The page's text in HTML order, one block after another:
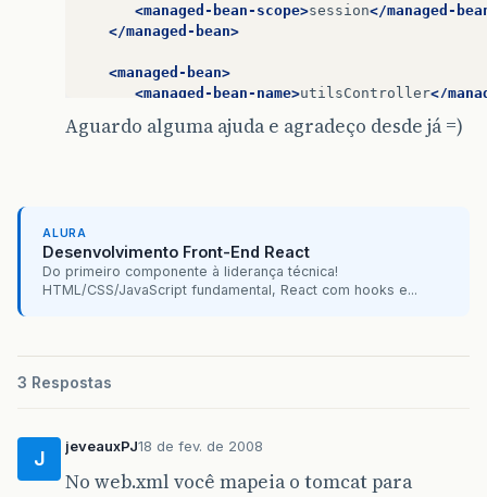
<managed-bean-scope>session</managed-
</managed-bean>
<managed-bean>
<managed-bean-name>utilsController</
<managed-bean-class>
<navigation-rule>
<from-view-id>/index.jsp
<navigation-case>
/content/pages/funcionario/
<from-outcome>
/index.jsp
Aguardo alguma ajuda e agradeço desde já =)
ALURA
Desenvolvimento Front-End React
Do primeiro componente à liderança técnica!
HTML/CSS/JavaScript fundamental, React com hooks e...
3 Respostas
J
jeveauxPJ18 de fev. de 2008
No web.xml você mapeia o tomcat para